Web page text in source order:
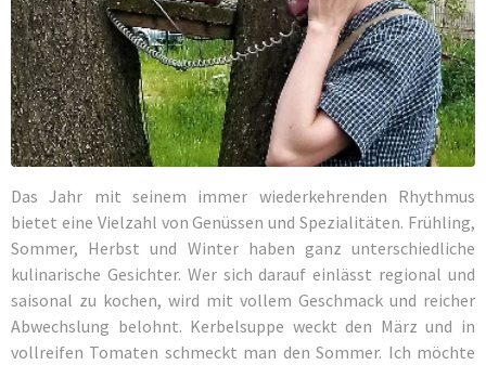
Das Jahr mit seinem immer wiederkehrenden Rhythmus
bietet eine Vielzahl von Genüssen und Spezialitäten. Frühling,
Sommer, Herbst und Winter haben ganz unterschiedliche
kulinarische Gesichter. Wer sich darauf einlässt regional und
saisonal zu kochen, wird mit vollem Geschmack und reicher
Abwechslung belohnt. Kerbelsuppe weckt den März und in
vollreifen Tomaten schmeckt man den Sommer. Ich möchte